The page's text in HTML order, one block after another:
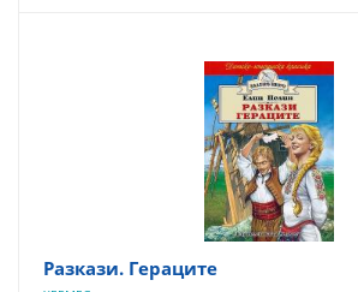
Разкази. Гераците